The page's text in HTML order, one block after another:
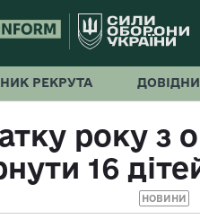
РЕКРУТА
року з
16
НОВИНИ